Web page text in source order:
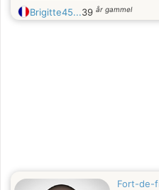
Brigitte45...39 år gammel
Fort-de-